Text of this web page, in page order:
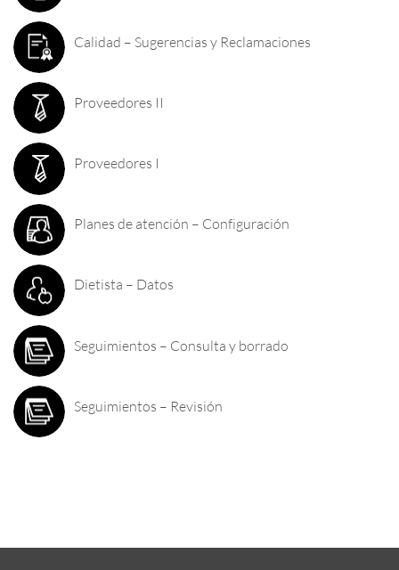
Calidad – Sugerencias y Reclamaciones
Proveedores II
Proveedores I
Planes de atención – Configuración
Dietista – Datos
Seguimientos – Consulta y borrado
Seguimientos – Revisión